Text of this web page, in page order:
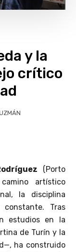
y la
crítico
(Porto
artístico
la disciplina
Tras
estudios en la
de Turín y la
ha construido